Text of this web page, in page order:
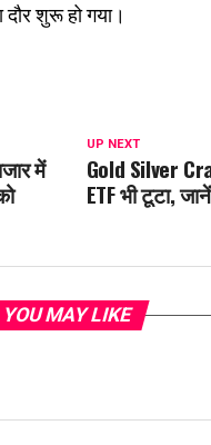
शुरू हो गया।
UP NEXT
Gold Silver
ETF भी टूटा,
में
YOU MAY LIKE